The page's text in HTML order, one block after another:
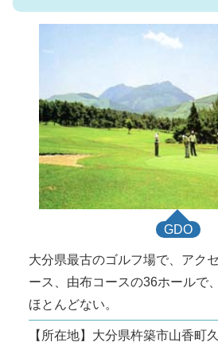
GDO
大分県最古のゴルフ場で、アク
ース、由布コースの36ホールで
ほとんどない。
【所在地】大分県杵築市山香町